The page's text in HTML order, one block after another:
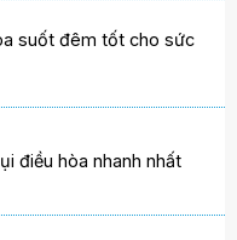
suốt đêm tốt cho sức
điều hòa nhanh nhất